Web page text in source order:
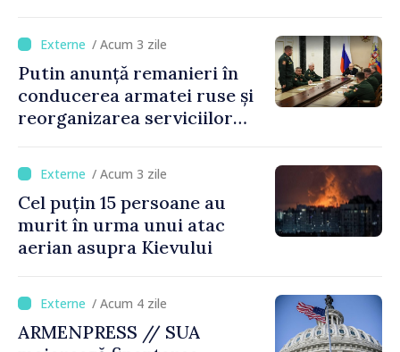
/ Acum 3 zile
Putin anunță remanieri în
conducerea armatei ruse și
reorganizarea serviciilor
/ Acum 3 zile
Cel puțin 15 persoane au
murit în urma unui atac
aerian asupra Kievului
/ Acum 4 zile
ARMENPRESS // SUA